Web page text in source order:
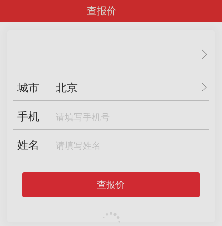
查报价
城市 北京
手机
姓名
查报价